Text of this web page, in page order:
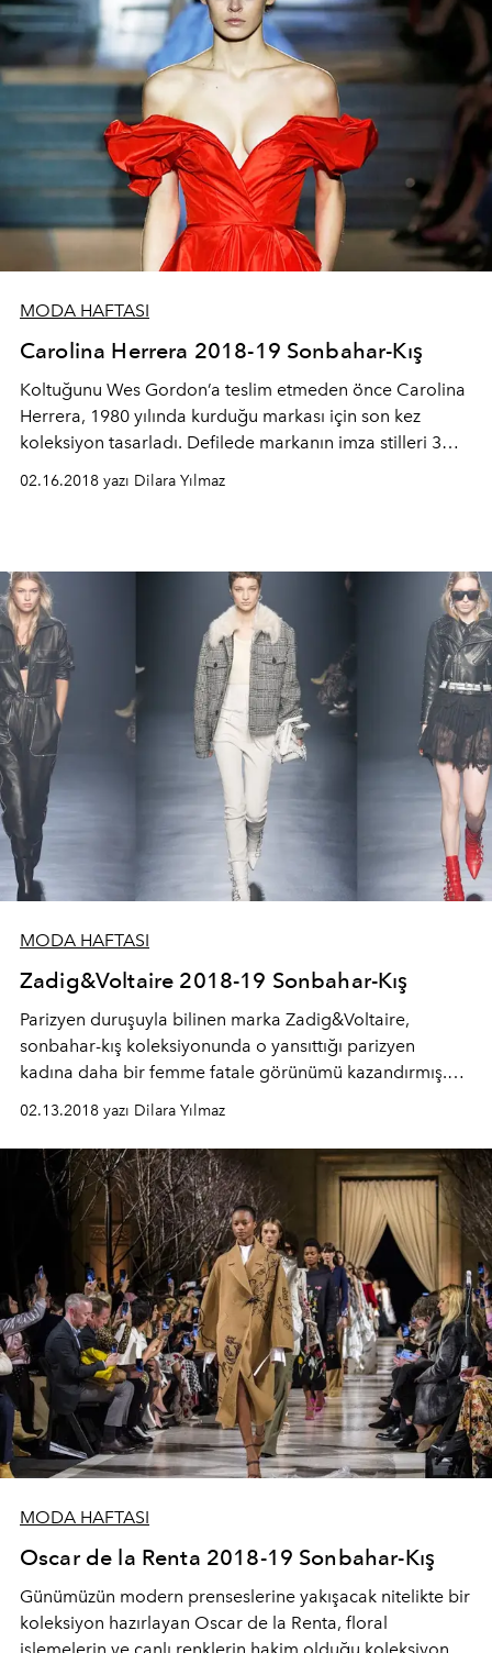
MODA HAFTASI
Carolina Herrera 2018-19 Sonbahar-Kış
Koltuğunu Wes Gordon’a teslim etmeden önce Carolina
Herrera, 1980 yılında kurduğu markası için son kez
koleksiyon tasarladı. Defilede markanın imza stilleri 3
boyutlu işlemeler, tüyler ve püsküller koleksiyonda ki
yerini almıştı. Markanın tafta kumaşa olan tutkusu her bir
02.16.2018 yazı Dilara Yılmaz
MODA HAFTASI
Zadig&Voltaire 2018-19 Sonbahar-Kış
Parizyen duruşuyla bilinen marka Zadig&Voltaire,
sonbahar-kış koleksiyonunda o yansıttığı parizyen
kadına daha bir femme fatale görünümü kazandırmış.
Rockstar ışığı bulunan koleksiyonda siyah ve kırmızı
renkleri hakim.
02.13.2018 yazı Dilara Yılmaz
MODA HAFTASI
Oscar de la Renta 2018-19 Sonbahar-Kış
Günümüzün modern prenseslerine yakışacak nitelikte bir
koleksiyon hazırlayan Oscar de la Renta, floral